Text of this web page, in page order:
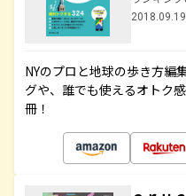
NYのプロと地球の歩き方編
グや、誰でも使えるオトク
冊！